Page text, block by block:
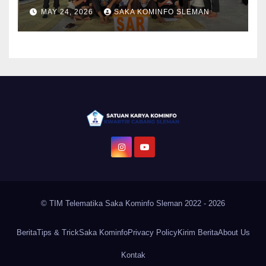
Penanganan Kebakaran LPG
di Perata XXVII SMA N 1
Minggir
MAY 24, 2026 SAKA KOMINFO SLEMAN
© TIM Telematika Saka Kominfo Sleman 2022 - 2026
BeritaTips & TrickSaka KominfoPrivacy PolicyKirim BeritaAbout Us
Kontak